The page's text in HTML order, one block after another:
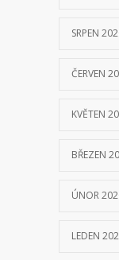
SRPEN
ČERVEN
KVĚTEN
BŘEZEN
ÚNOR
LEDEN